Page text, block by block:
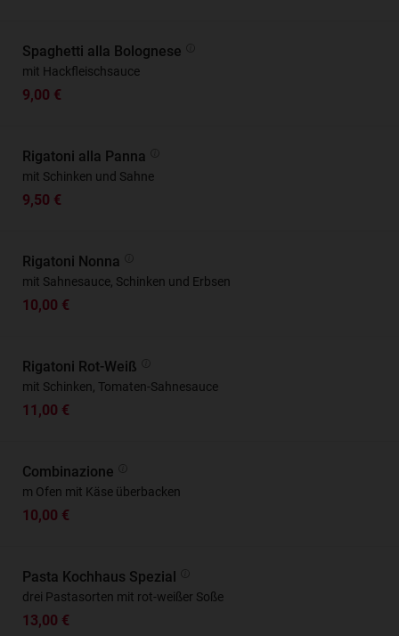
Spaghetti alla Bolognese
mit Hackfleischsauce
9,00 €
Rigatoni alla Panna
mit Schinken und Sahne
9,50 €
Rigatoni Nonna
mit Sahnesauce, Schinken und Erbsen
10,00 €
Rigatoni Rot-Weiß
mit Schinken, Tomaten-Sahnesauce
11,00 €
Combinazione
m Ofen mit Käse überbacken
10,00 €
Pasta Kochhaus Spezial
drei Pastasorten mit rot-weißer Soße
13,00 €